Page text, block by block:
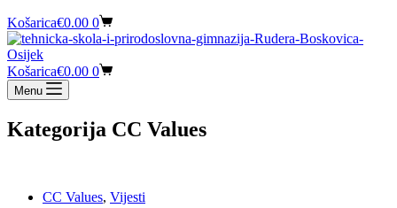
Košarica€0.00 0
Košarica€0.00 0
Menu
Kategorija CC Values
CC Values, Vijesti